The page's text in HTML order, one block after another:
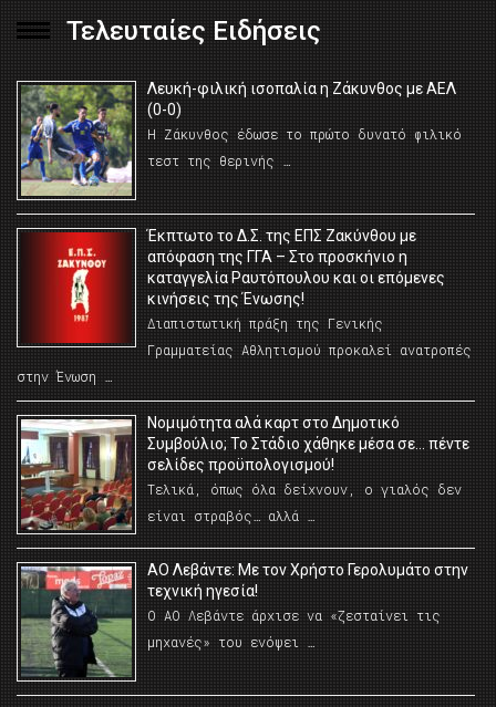
Τελευταίες Ειδήσεις
Λευκή-φιλική ισοπαλία η Ζάκυνθος με ΑΕΛ
(0-0)
Η Ζάκυνθος έδωσε το πρώτο δυνατό φιλικό
τεστ της θερινής …
Έκπτωτο το Δ.Σ. της ΕΠΣ Ζακύνθου με
απόφαση της ΓΓΑ – Στο προσκήνιο η
καταγγελία Ραυτόπουλου και οι επόμενες
κινήσεις της Ένωσης!
Διαπιστωτική πράξη της Γενικής
Γραμματείας Αθλητισμού προκαλεί ανατροπές
στην Ένωση …
Νομιμότητα αλά καρτ στο Δημοτικό
Συμβούλιο; Το Στάδιο χάθηκε μέσα σε… πέντε
σελίδες προϋπολογισμού!
Τελικά, όπως όλα δείχνουν, ο γιαλός δεν
είναι στραβός… αλλά …
ΑΟ Λεβάντε: Με τον Χρήστο Γερολυμάτο στην
τεχνική ηγεσία!
Ο ΑΟ Λεβάντε άρχισε να «ζεσταίνει τις
μηχανές» του ενόψει …